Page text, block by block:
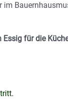
im
Essig für die